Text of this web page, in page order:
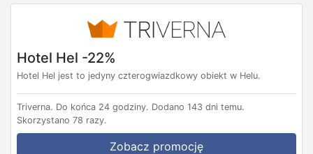
Hotel Hel -22%
Hotel Hel jest to jedyny czterogwiazdkowy obiekt w Helu.
Triverna. Do końca 24 godziny. Dodano 143 dni temu.
Skorzystano 78 razy.
Zobacz promocję